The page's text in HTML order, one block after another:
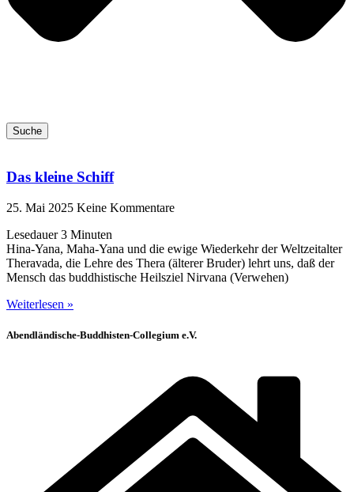
Suche
Das kleine Schiff
25. Mai 2025 Keine Kommentare
Lesedauer 3 Minuten
Hina-Yana, Maha-Yana und die ewige Wiederkehr der Weltzeitalter
Theravada, die Lehre des Thera (älterer Bruder) lehrt uns, daß der
Mensch das buddhistische Heilsziel Nirvana (Verwehen)
Weiterlesen »
Abendländische-Buddhisten-Collegium e.V.